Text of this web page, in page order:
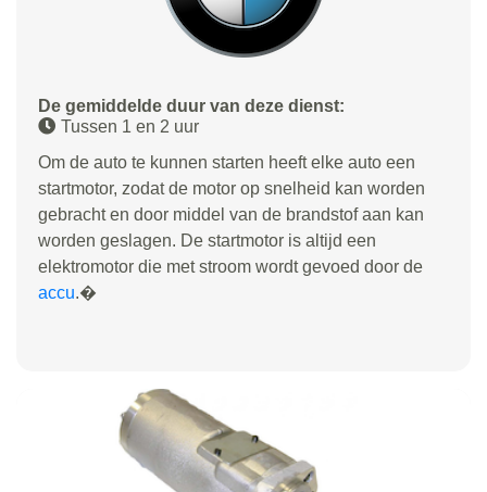
De gemiddelde duur van deze dienst:
Tussen 1 en 2 uur
Om de auto te kunnen starten heeft elke auto een
startmotor, zodat de motor op snelheid kan worden
gebracht en door middel van de brandstof aan kan
worden geslagen. De startmotor is altijd een
elektromotor die met stroom wordt gevoed door de
accu.�